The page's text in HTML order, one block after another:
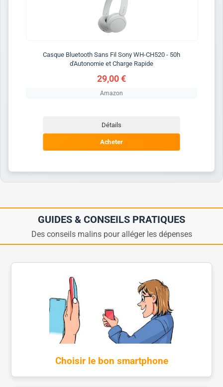
Casque Bluetooth Sans Fil Sony WH-CH520 - 50h
d'Autonomie et Charge Rapide
29,00 €
Amazon
Détails
Acheter
GUIDES & CONSEILS PRATIQUES
Des conseils malins pour alléger les dépenses
Choisir le bon smartphone